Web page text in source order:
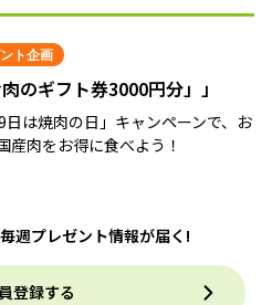
ト企画
肉のギフト券3000円分」」
日は焼肉の日」キャンペーンで、お
産肉をお得に食べよう！
週プレゼント情報が届く!
登録する